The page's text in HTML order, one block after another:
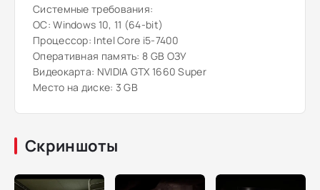
Системные требования:
ОС: Windows 10, 11 (64-bit)
Процессор: Intel Core i5-7400
Оперативная память: 8 GB ОЗУ
Видеокарта: NVIDIA GTX 1660 Super
Место на диске: 3 GB
Скриншоты